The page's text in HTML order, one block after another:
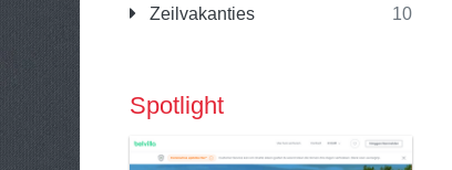
Zeilvakanties 10
Spotlight